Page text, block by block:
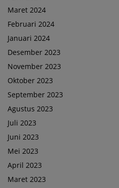
Maret 2024
Februari 2024
Januari 2024
Desember 2023
November 2023
Oktober 2023
September 2023
Agustus 2023
Juli 2023
Juni 2023
Mei 2023
April 2023
Maret 2023